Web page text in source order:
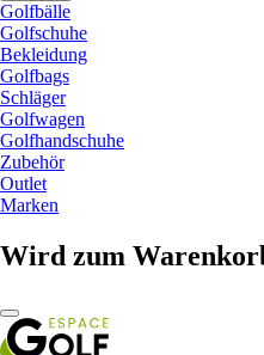
Golfbälle
Golfschuhe
Bekleidung
Golfbags
Schläger
Golfwagen
Golfhandschuhe
Zubehör
Outlet
Marken
Wird zum